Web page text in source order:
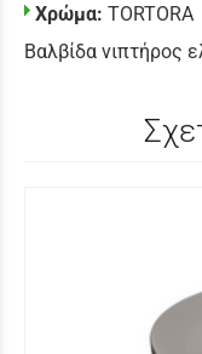
Χρώμα: TORTORA
Βαλβίδα νιπτήρος